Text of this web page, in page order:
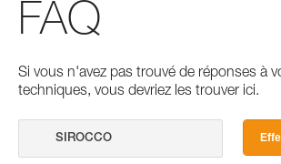
FAQ
Si vous n'avez pas trouvé de réponses à
techniques, vous devriez les trouver ici.